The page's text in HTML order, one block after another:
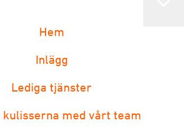
Hem
Inlägg
Lediga tjänster
kulisserna med vårt team